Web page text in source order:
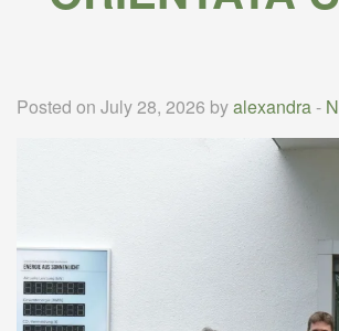
Posted on July 28, 2026 byalexandra-